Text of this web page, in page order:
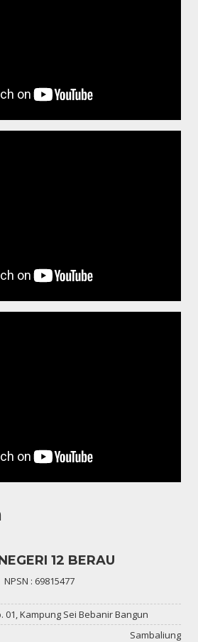
12 BERAU
NPSN : 69815477
01, Kampung Sei Bebanir Bangun
Sambaliung